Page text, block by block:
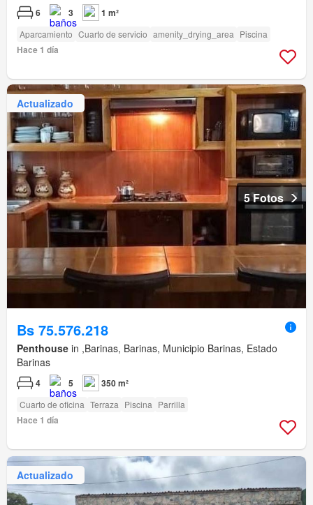
6 3 1 m²
Aparcamiento Cuarto de servicio amenity_drying_area Piscina
Hace 1 día
Actualizado
5 Fotos
Bs 75.576.218
Penthouse in ,Barinas, Barinas, Municipio Barinas, Estado
Barinas
4 5 350 m²
Cuarto de oficina Terraza Piscina Parrilla
Hace 1 día
Actualizado